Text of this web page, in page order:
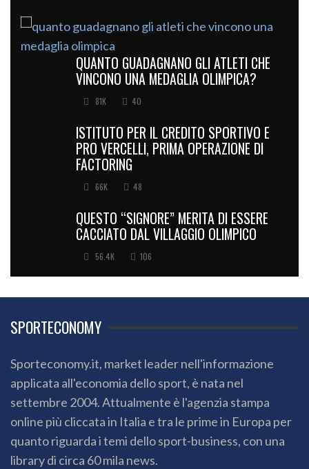
QUANTO GUADAGNANO GLI ATLETI CHE
VINCONO UNA MEDAGLIA OLIMPICA?
81K 40
ISTITUTO PER IL CREDITO SPORTIVO E
PRO VERCELLI, PRIMA OPERAZIONE DI
FACTORING
66K 48
QUESTO “SIGNORE” MERITA DI ESSERE
CACCIATO DAL VILLAGGIO OLIMPICO
56.4K 106
SPORTECONOMY
Sporteconomy.it, market leader nell'informazione
applicata all'economia dello sport, è nata nel
settembre 2004. Attualmente è l'agenzia stampa
online più cliccata in Italia e tra le prime in Europa per
quanto riguarda i temi dello sport-business, con una
library di circa 60 mila news.